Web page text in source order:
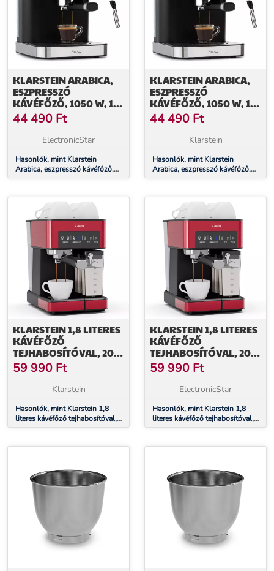
KLARSTEIN ARABICA,
ESZPRESSZÓ
KÁVÉFŐZŐ, 1050 W, 15
BAR, 1,5 L, ÉRINTŐS
VEZÉRLŐPANEL,
ROZSDAMENTES ACÉL
44 490 Ft
ElectronicStar
Hasonlók, mint Klarstein
Arabica, eszpresszó kávéfőző,
1050 W, 15 bar, 1,5 l, érintős
acél
KLARSTEIN ARABICA,
ESZPRESSZÓ
KÁVÉFŐZŐ, 1050 W, 15
BAR, 1,5 L, ÉRINTŐS
VEZÉRLŐPANEL,
ROZSDAMENTES ACÉL
44 490 Ft
Klarstein
Hasonlók, mint Klarstein
Arabica, eszpresszó kávéfőző,
1050 W, 15 bar, 1,5 l, érintős
acél
KLARSTEIN 1,8 LITERES
KÁVÉFŐZŐ
TEJHABOSÍTÓVAL, 20
BAROS KAROS
KÁVÉFŐZŐ, KIS
KÁVÉFŐZŐ ŐRÖLT
TELJESÍTMÉNNYEL,
BARISTA KÁVÉFŐZŐ
LATTE ESPRESSO
59 990 Ft
Klarstein
Hasonlók, mint Klarstein 1,8
literes kávéfőző tejhabosítóval,
20 baros karos kávéfőző, kis
teljesítménnyel, barista
espresso kávéhoz
KLARSTEIN 1,8 LITERES
KÁVÉFŐZŐ
TEJHABOSÍTÓVAL, 20
BAROS KAROS
KÁVÉFŐZŐ, KIS
KÁVÉFŐZŐ ŐRÖLT
TELJESÍTMÉNNYEL,
BARISTA KÁVÉFŐZŐ
LATTE ESPRESSO
59 990 Ft
ElectronicStar
Hasonlók, mint Klarstein 1,8
literes kávéfőző tejhabosítóval,
20 baros karos kávéfőző, kis
teljesítménnyel, barista
espresso kávéhoz